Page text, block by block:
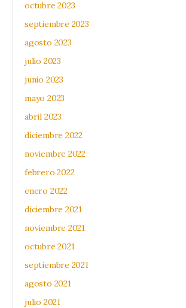
octubre 2023
septiembre 2023
agosto 2023
julio 2023
junio 2023
mayo 2023
abril 2023
diciembre 2022
noviembre 2022
febrero 2022
enero 2022
diciembre 2021
noviembre 2021
octubre 2021
septiembre 2021
agosto 2021
julio 2021